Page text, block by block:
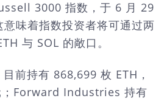
3000 指数，于 6 月 29
味着指数投资者将可通过两
与 SOL 的敞口。
前持有 868,699 枚 ETH，
；Forward Industries 持有